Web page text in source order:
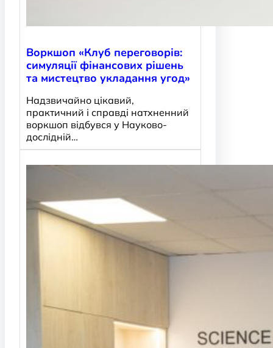
Воркшоп «Клуб переговорів:
симуляції фінансових рішень
та мистецтво укладання угод»
Надзвичайно цікавий,
практичний і справді натхненний
воркшоп відбувся у Науково-
дослідній…